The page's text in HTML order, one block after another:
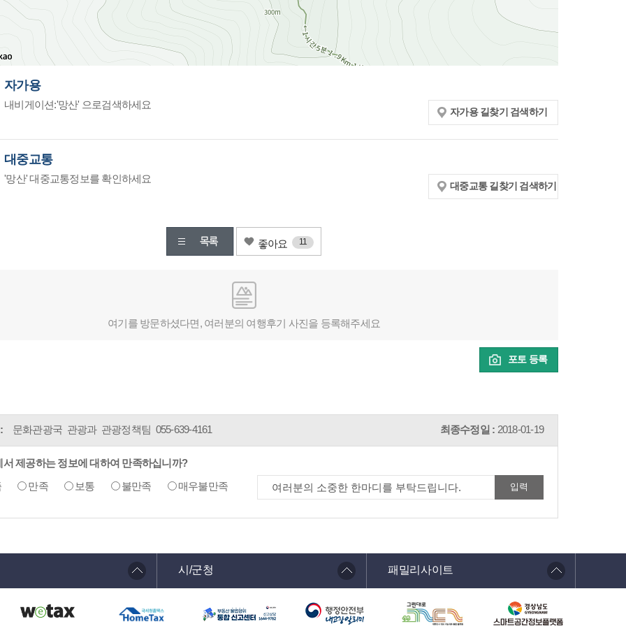
자가용
내비게이션:'망산' 으로검색하세요
자가용 길찾기 검색하기
대중교통
'망산' 대중교통정보를 확인하세요
대중교통 길찾기 검색하기
좋아요 11
여기를 방문하셨다면, 여러분의 여행후기 사진을 등록해주세요
포토 등록
문화관광국 관광과 관광정책팀 055-639-4161 최종수정일 : 2018-01-19
서 제공하는 정보에 대하여 만족하십니까?
만족 보통 불만족 매우불만족
시/군청 패밀리사이트